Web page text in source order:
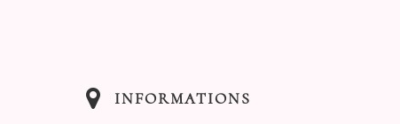
INFORMATIONS